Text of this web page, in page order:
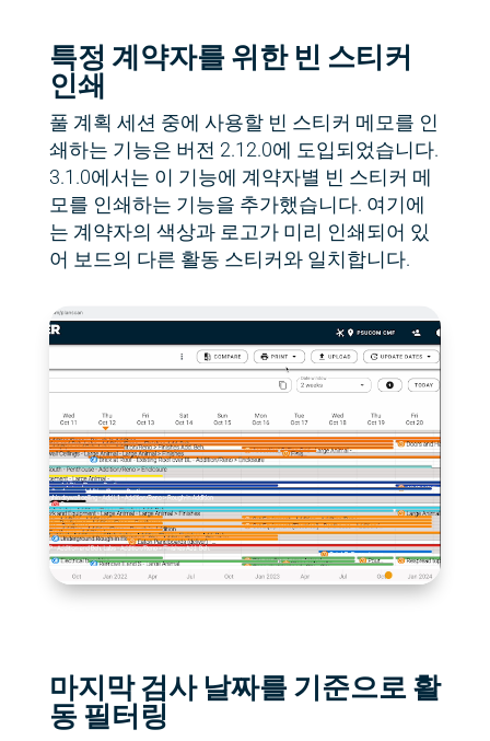
특정 계약자를 위한 빈 스티커
인쇄
풀 계획 세션 중에 사용할 빈 스티커 메모를 인
쇄하는 기능은 버전 2.12.0에 도입되었습니다.
3.1.0에서는 이 기능에 계약자별 빈 스티커 메
모를 인쇄하는 기능을 추가했습니다. 여기에
는 계약자의 색상과 로고가 미리 인쇄되어 있
어 보드의 다른 활동 스티커와 일치합니다.
마지막 검사 날짜를 기준으로 활
동 필터링